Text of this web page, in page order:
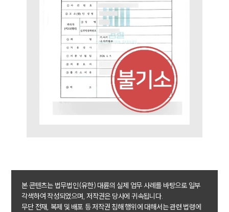
소식/자료
언론보도
공지사항
법률 블로그
법률서식
뉴스레터/브로슈어
세미나
본 콘텐츠는 법무법인(유한) 대륜의 실제 업무 사례를 바탕으로 일부
각색하여 작성되었으며, 저작권은 당사에 귀속됩니다.
무단 전재, 복제 및 배포 등 저작권 침해 행위에 대해서는 관련 법령에